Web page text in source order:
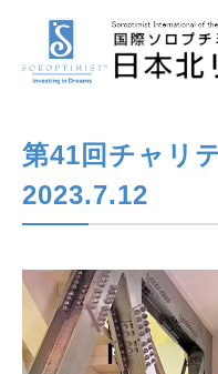
第41回チャリ
2023.7.12